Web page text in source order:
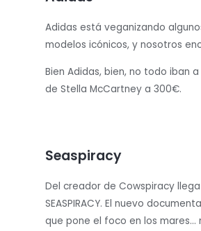
Adidas está veganizando
modelos icónicos, y nosotros
Bien Adidas, bien, no todo iban
de Stella McCartney a 300€.
Seaspiracy
Del creador de Cowspiracy
SEASPIRACY. El nuevo
que pone el foco en los mares…